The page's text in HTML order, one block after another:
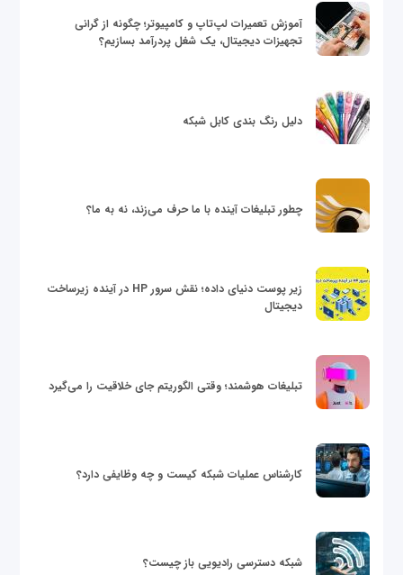
آموزش تعمیرات لپ‌تاپ و کامپیوتر؛ چگونه از گرانی
تجهیزات دیجیتال، یک شغل پردرآمد بسازیم؟
دلیل رنگ بندی کابل شبکه
چطور تبلیغات آینده با ما حرف می‌زند، نه به ما؟
زیر پوست دنیای داده؛ نقش سرور HP در آینده زیرساخت
دیجیتال
تبلیغات هوشمند؛ وقتی الگوریتم جای خلاقیت را می‌گیرد
کارشناس عملیات شبکه کیست و چه وظایفی دارد؟
شبکه دسترسی رادیویی باز چیست؟